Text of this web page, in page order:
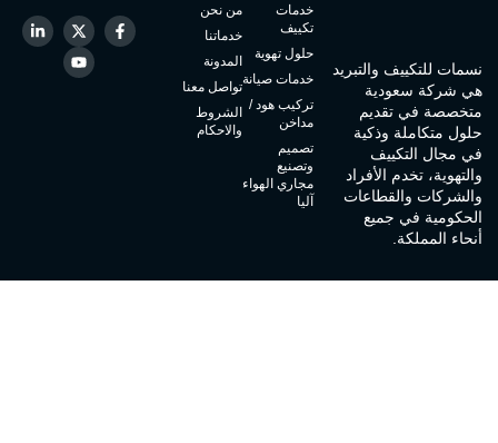
نسمات للتكييف والتبريد
هي شركة سعودية
متخصصة في تقديم
حلول متكاملة وذكية
في مجال التكييف
والتهوية، تخدم الأفراد
والشركات والقطاعات
الحكومية في جميع
أنحاء المملكة.
خدمات
تكييف
حلول تهوية
خدمات صيانة
تركيب هود /
مداخن
تصميم
وتصنيع
مجاري الهواء
آليا
من نحن
خدماتنا
المدونة
تواصل معنا
الشروط
والاحكام